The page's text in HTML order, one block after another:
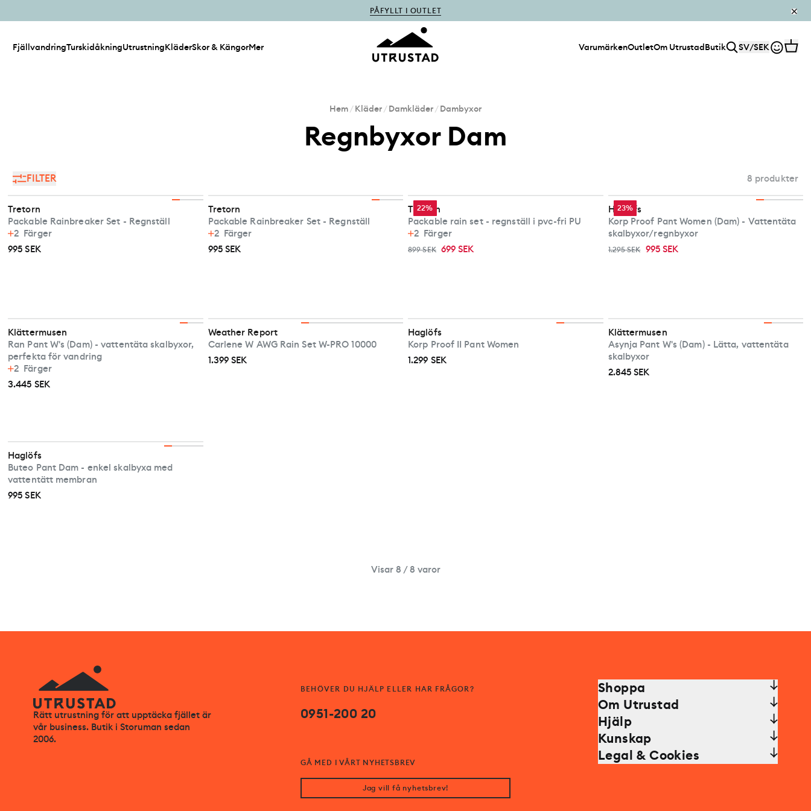
PÅFYLLT I OUTLET
FjällvandringTurskidåkningUtrustningKläderSkor & KängorMer VarumärkenOutletOm UtrustadButik SV/SEK
Hem/Kläder/Damkläder/Dambyxor
Regnbyxor Dam
FILTER 8 produkter
Tretorn
Packable Rainbreaker Set - Regnställ
2 Färger
995 SEK
Tretorn
Packable Rainbreaker Set - Regnställ
2 Färger
995 SEK
22%
Tretorn
Packable rain set - regnställ i pvc-fri PU
2 Färger
899 SEK 699 SEK
23%
Haglöfs
Korp Proof Pant Women (Dam) - Vattentäta
skalbyxor/regnbyxor
1.295 SEK 995 SEK
Klättermusen
Ran Pant W's (Dam) - vattentäta skalbyxor,
perfekta för vandring
2 Färger
3.445 SEK
Weather Report
Carlene W AWG Rain Set W-PRO 10000
1.399 SEK
Haglöfs
Korp Proof II Pant Women
1.299 SEK
Klättermusen
Asynja Pant W's (Dam) - Lätta, vattentäta
skalbyxor
2.845 SEK
Haglöfs
Buteo Pant Dam - enkel skalbyxa med
vattentätt membran
995 SEK
Visar 8 / 8 varor
Rätt utrustning för att upptäcka fjället är
vår business. Butik i Storuman sedan
2006.
BEHÖVER DU HJÄLP ELLER HAR FRÅGOR?
0951-200 20
GÅ MED I VÅRT NYHETSBREV
Jag vill få nyhetsbrev!
Shoppa
Om Utrustad
Hjälp
Kunskap
Legal & Cookies